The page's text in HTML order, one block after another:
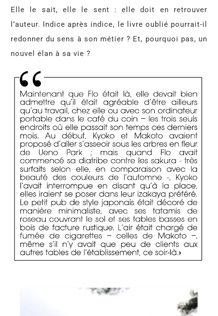
Elle le sait, elle le sent : elle doit en retrouver
l’auteur. Indice après indice, le livre oublié pourrait-il
redonner du sens à son métier ? Et, pourquoi pas, un
nouvel élan à sa vie ?